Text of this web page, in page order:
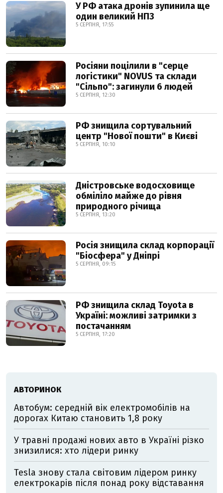
У РФ атака дронів зупинила ще
один великий НПЗ
5 СЕРПНЯ, 17:55
Росіяни поцілили в "серце
логістики" NOVUS та склади
"Сільпо": загинули 6 людей
5 СЕРПНЯ, 12:30
РФ знищила сортувальний
центр "Нової пошти" в Києві
5 СЕРПНЯ, 10:10
Дністровське водосховище
обміліло майже до рівня
природного річища
5 СЕРПНЯ, 13:20
Росія знищила склад корпорації
"Біосфера" у Дніпрі
5 СЕРПНЯ, 09:15
РФ знищила склад Toyota в
Україні: можливі затримки з
постачанням
5 СЕРПНЯ, 17:20
АВТОРИНОК
Автобум: середній вік електромобілів на
дорогах Китаю становить 1,8 року
У травні продажі нових авто в Україні різко
знизилися: хто лідери ринку
Tesla знову стала світовим лідером ринку
електрокарів після понад року відставання